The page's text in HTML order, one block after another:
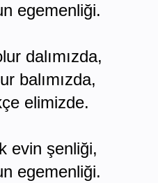
egemenliği.
dalımızda,
balımızda,
elimizde.
evin şenliği,
egemenliği.